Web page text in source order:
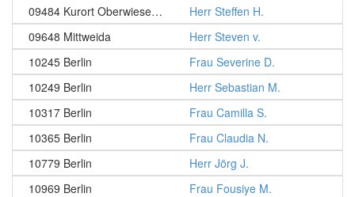
09484 Kurort Oberwiesenthal
Herr Steffen H.
09648 Mittweida
Herr Steven v.
10245 Berlin
Frau Severine D.
10249 Berlin
Herr Sebastian M.
10317 Berlin
Frau Camilla S.
10365 Berlin
Frau Claudia N.
10779 Berlin
Herr Jörg J.
10969 Berlin
Frau Fousiye M.